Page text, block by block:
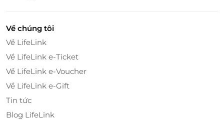
Về chúng tôi
Về LifeLink
Về LifeLink e-Ticket
Về LifeLink e-Voucher
Về LifeLink e-Gift
Tin tức
Blog LifeLink